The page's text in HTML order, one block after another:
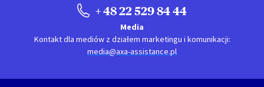
+ 48 22 529 84 44
Media
Kontakt dla mediów z działem marketingu i komunikacji:
media@axa-assistance.pl